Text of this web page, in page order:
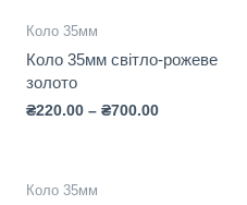
Коло 35мм
Коло 35мм світло-рожеве
золото
₴220.00– ₴700.00
Коло 35мм